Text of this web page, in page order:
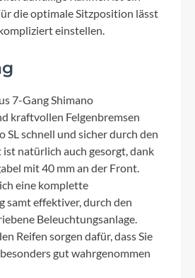
die optimale Sitzposition lässt
einstellen.
7-Gang Shimano
kraftvollen Felgenbremsen
SL schnell und sicher durch den
natürlich auch gesorgt, dank
mit 40 mm an der Front.
eine komplette
samt effektiver, durch den
Beleuchtungsanlage.
Reifen sorgen dafür, dass Sie
gut wahrgenommen